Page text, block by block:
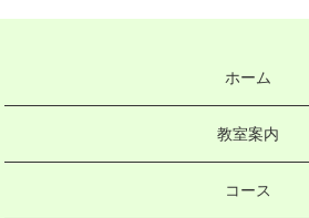
ホーム
教室案内
コース